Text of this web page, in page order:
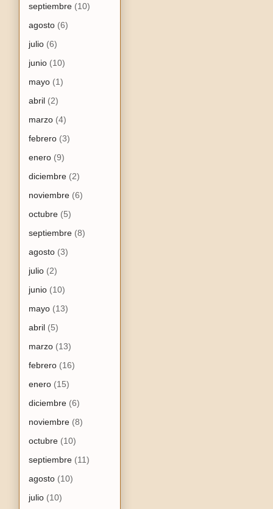
septiembre (10)
agosto (6)
julio (6)
junio (10)
mayo (1)
abril (2)
marzo (4)
febrero (3)
enero (9)
diciembre (2)
noviembre (6)
octubre (5)
septiembre (8)
agosto (3)
julio (2)
junio (10)
mayo (13)
abril (5)
marzo (13)
febrero (16)
enero (15)
diciembre (6)
noviembre (8)
octubre (10)
septiembre (11)
agosto (10)
julio (10)